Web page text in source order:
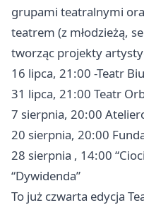
grupami teatralnymi
teatrem (z młodzieżą,
tworząc projekty
16 lipca, 21:00 -Teatr
31 lipca, 21:00 Teatr
7 sierpnia, 20:00
20 sierpnia, 20:00
28 sierpnia , 14:00
“Dywidenda”
To już czwarta edycja